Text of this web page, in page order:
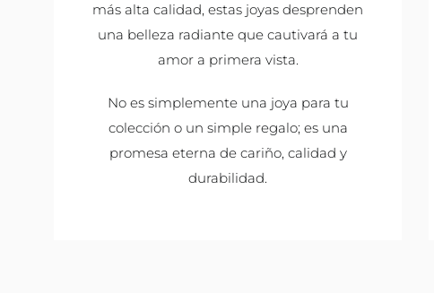
más alta calidad, estas joyas desprenden
una belleza radiante que cautivará a tu
amor a primera vista.
No es simplemente una joya para tu
colección o un simple regalo; es una
promesa eterna de cariño, calidad y
durabilidad.